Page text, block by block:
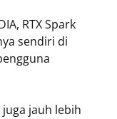
RTX Spark
sendiri di
jauh lebih